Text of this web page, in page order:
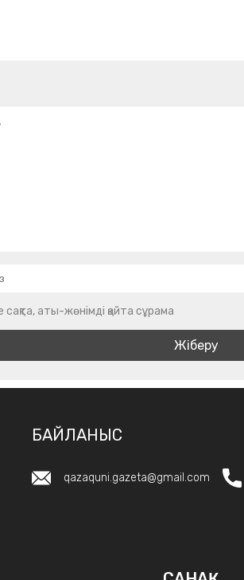
сақта, аты-жөнімді қайта сұрама
БАЙЛАНЫС
qazaquni.gazeta@gmail.com